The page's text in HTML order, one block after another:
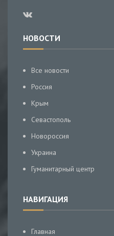
НОВОСТИ
Все новости
Россия
Крым
Севастополь
Новороссия
Украина
Гуманитарный центр
НАВИГАЦИЯ
Главная